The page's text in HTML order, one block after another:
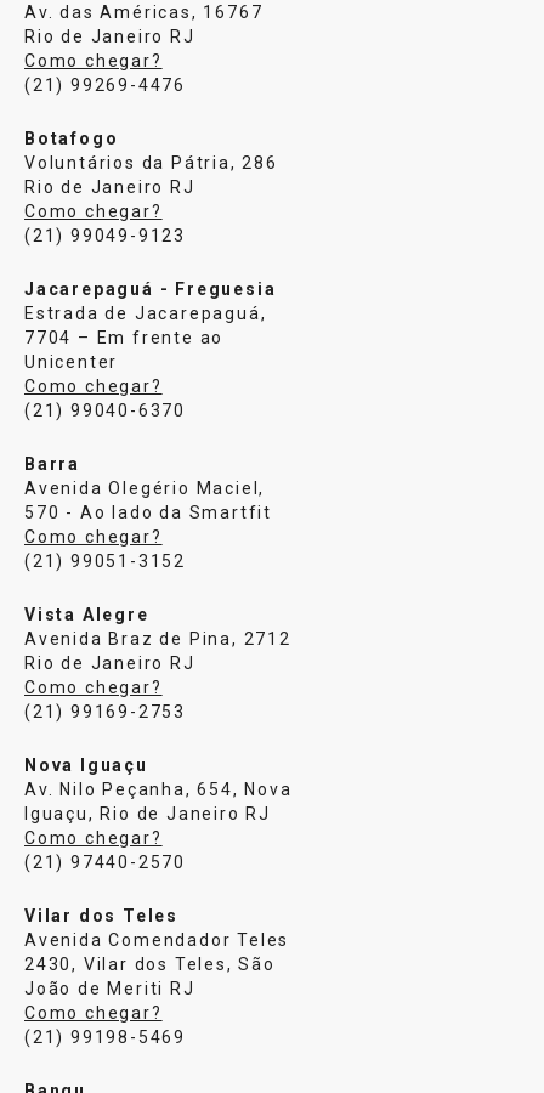
Av. das Américas, 16767
Rio de Janeiro RJ
Como chegar?
(21) 99269-4476
Botafogo
Voluntários da Pátria, 286
Rio de Janeiro RJ
Como chegar?
(21) 99049-9123
Jacarepaguá - Freguesia
Estrada de Jacarepaguá,
7704 – Em frente ao
Unicenter
Como chegar?
(21) 99040-6370
Barra
Avenida Olegério Maciel,
570 - Ao lado da Smartfit
Como chegar?
(21) 99051-3152
Vista Alegre
Avenida Braz de Pina, 2712
Rio de Janeiro RJ
Como chegar?
(21) 99169-2753
Nova Iguaçu
Av. Nilo Peçanha, 654, Nova
Iguaçu, Rio de Janeiro RJ
Como chegar?
(21) 97440-2570
Vilar dos Teles
Avenida Comendador Teles
2430, Vilar dos Teles, São
João de Meriti RJ
Como chegar?
(21) 99198-5469